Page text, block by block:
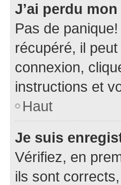
J’ai perdu
Pas de
récupéré, il
connexion,
instructions et
Haut
Je suis
Vérifiez, en
ils sont